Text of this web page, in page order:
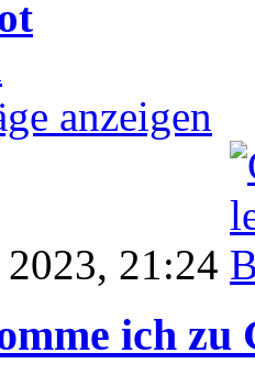
anzeigen
21:24
ich zu